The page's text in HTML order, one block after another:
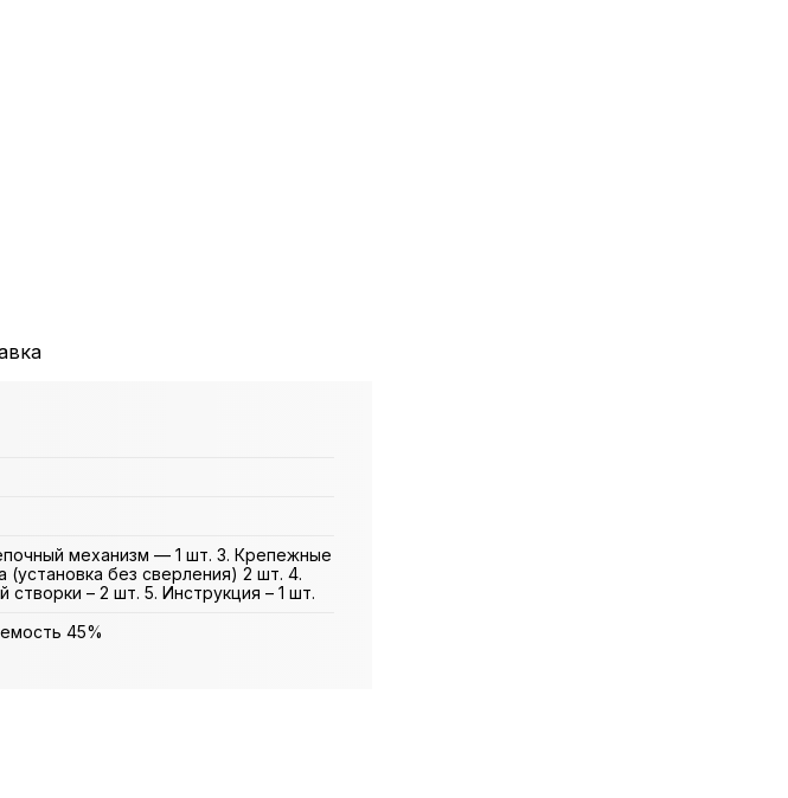
механизм — 1 шт. 3. Крепежные
(установка без сверления) 2 шт. 4.
– 2 шт. 5. Инструкция – 1 шт.
45%